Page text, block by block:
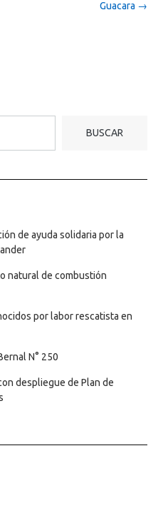
Guacara →
BUSCAR
de ayuda solidaria por la
natural de combustión
por labor rescatista en
N° 250
despliegue de Plan de